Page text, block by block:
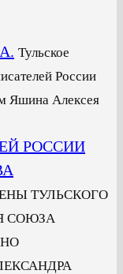
Тульское
России
Яшина Алексея
РОССИИ
ТУЛЬСКОГО
СОЮЗА